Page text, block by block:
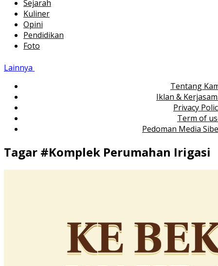
Sejarah
Kuliner
Opini
Pendidikan
Foto
Lainnya
Tentang
Iklan &
Privacy
Term of
Pedoman Media
Tagar #Komplek Perumahan Irigasi